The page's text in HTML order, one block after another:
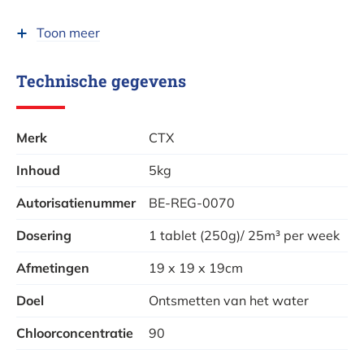
Dosering: 1 tablet (250g) per 25m³ water per week
Gebruik
skimmer of doseersysteem voor een gelijkmatige
afgifte.
Toon meer
Technische gegevens
Merk
CTX
Inhoud
5kg
Autorisatienummer
BE-REG-0070
Dosering
1 tablet (250g)/ 25m³ per week
Afmetingen
19 x 19 x 19cm
Doel
Ontsmetten van het water
Chloorconcentratie
90